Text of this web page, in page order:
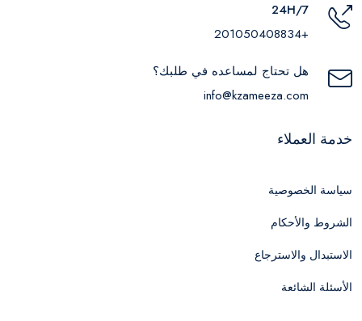
24H/7
+201050408834
هل تحتاج لمساعده في طلبك؟
info@kzameeza.com
خدمة العملاء
سياسة الخصوصية
الشروط والأحكام
الاستبدال والاسترجاع
الأسئلة الشائعة